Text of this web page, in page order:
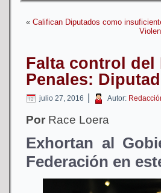
« Califican Diputados como
Falta control del
Penales:
julio 27, 2016 | Autor:
Por Race Loera
Exhortan al
Federación en